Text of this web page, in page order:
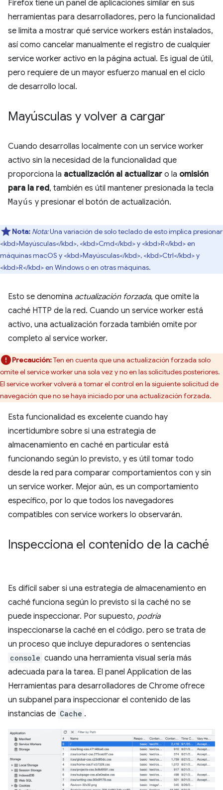
Firefox tiene un panel de aplicaciones similar en sus
herramientas para desarrolladores, pero la funcionalidad
se limita a mostrar qué service workers están instalados,
así como cancelar manualmente el registro de cualquier
service worker activo en la página actual. Es igual de útil,
pero requiere de un mayor esfuerzo manual en el ciclo
de desarrollo local.
Mayúsculas y volver a cargar
Cuando desarrollas localmente con un service worker
activo sin la necesidad de la funcionalidad que
proporciona la actualización al actualizar o la omisión
para la red, también es útil mantener presionada la tecla
Mayús y presionar el botón de actualización.
Nota: Nota:Una variación de solo teclado de esto implica presionar
<kbd>Mayúsculas</kbd>, <kbd>Cmd</kbd> y <kbd>R</kbd> en
máquinas macOS y <kbd>Mayúsculas</kbd>, <kbd>Ctrl</kbd> y
<kbd>R</kbd> en Windows o en otras máquinas.
Esto se denomina actualización forzada, que omite la
caché HTTP de la red. Cuando un service worker está
activo, una actualización forzada también omite por
completo al service worker.
Precaución:Ten en cuenta que una actualización forzada solo
omite el service worker una sola vez y no en las solicitudes posteriores.
El service worker volverá a tomar el control en la siguiente solicitud de
navegación que no se haya iniciado por una actualización forzada.
Esta funcionalidad es excelente cuando hay
incertidumbre sobre si una estrategia de
almacenamiento en caché en particular está
funcionando según lo previsto, y es útil tomar todo
desde la red para comparar comportamientos con y sin
un service worker. Mejor aún, es un comportamiento
específico, por lo que todos los navegadores
compatibles con service workers lo observarán.
Inspecciona el contenido de la caché
Es difícil saber si una estrategia de almacenamiento en
caché funciona según lo previsto si la caché no se
puede inspeccionar. Por supuesto, podría
inspeccionarse la caché en el código. pero se trata de
un proceso que incluye depuradores o sentencias
console cuando una herramienta visual sería más
adecuada para la tarea. El panel Application de las
Herramientas para desarrolladores de Chrome ofrece
un subpanel para inspeccionar el contenido de las
instancias de Cache .